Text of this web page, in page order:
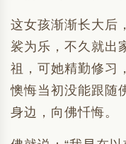
这女孩渐渐长大后
裟为乐，不久就出
祖，可她精勤修习
懊悔当初没能跟随
身边，向佛忏悔。